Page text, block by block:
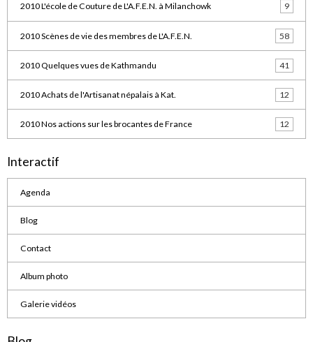
2010 L'école de Couture de L'A.F.E.N. à Milanchowk 9
2010 Scènes de vie des membres de L'A.F.E.N. 58
2010 Quelques vues de Kathmandu 41
2010 Achats de l'Artisanat népalais à Kat. 12
2010 Nos actions sur les brocantes de France 12
Interactif
Agenda
Blog
Contact
Album photo
Galerie vidéos